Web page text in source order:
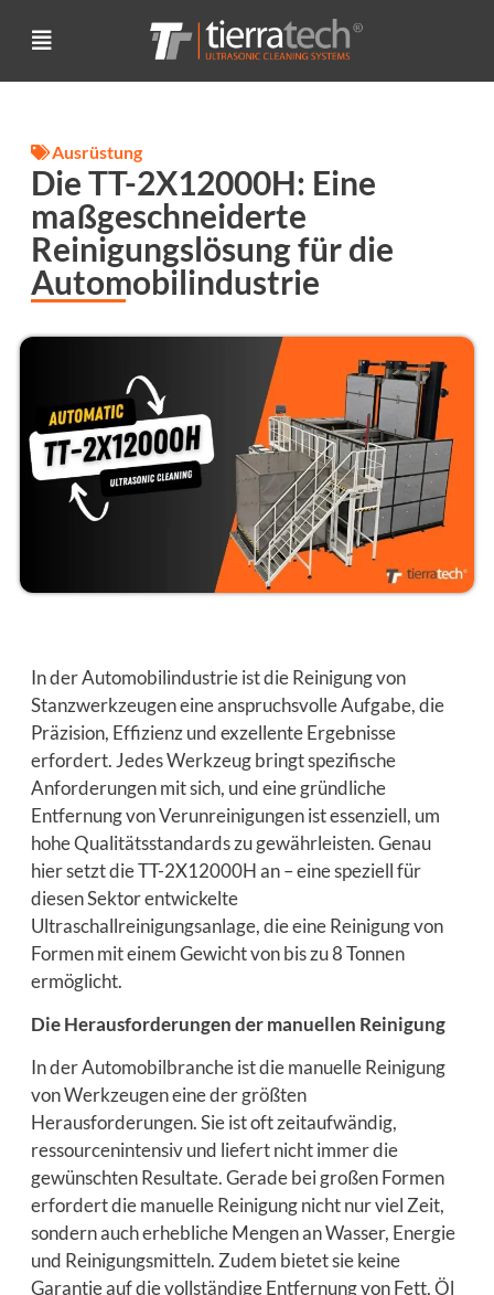
Ausrüstung
Die TT-2X12000H: Eine
maßgeschneiderte
Reinigungslösung für die
Automobilindustrie
In der Automobilindustrie ist die Reinigung von
Stanzwerkzeugen eine anspruchsvolle Aufgabe, die
Präzision, Effizienz und exzellente Ergebnisse
erfordert. Jedes Werkzeug bringt spezifische
Anforderungen mit sich, und eine gründliche
Entfernung von Verunreinigungen ist essenziell, um
hohe Qualitätsstandards zu gewährleisten. Genau
hier setzt die TT-2X12000H an – eine speziell für
diesen Sektor entwickelte
Ultraschallreinigungsanlage, die eine Reinigung von
Formen mit einem Gewicht von bis zu 8 Tonnen
ermöglicht.
Die Herausforderungen der manuellen Reinigung
In der Automobilbranche ist die manuelle Reinigung
von Werkzeugen eine der größten
Herausforderungen. Sie ist oft zeitaufwändig,
ressourcenintensiv und liefert nicht immer die
gewünschten Resultate. Gerade bei großen Formen
erfordert die manuelle Reinigung nicht nur viel Zeit,
sondern auch erhebliche Mengen an Wasser, Energie
und Reinigungsmitteln. Zudem bietet sie keine
Garantie auf die vollständige Entfernung von Fett, Öl